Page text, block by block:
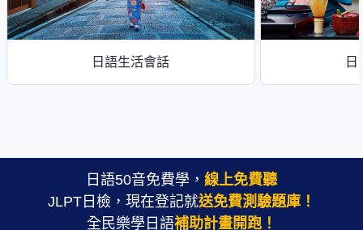
日語生活會話
日語50音免費學， 線上免費聽
JLPT日檢，現在登記就送免費測驗題庫！
全民樂學日語補助計畫開跑！